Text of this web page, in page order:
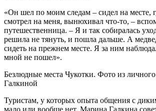
«Он шел по моим следам – сидел на месте,
смотрел на меня, вынюхивал что-то, –
путешественница. – Я и так собиралась
решила не тянуть, и пошла дальше. А
сидеть на прежнем месте. Я за ним
мной не пошел».
Безлюдные места Чукотки. Фото из
Галкиной
Туристам, у которых опыта общения с
мало или вообще нет, Марина Галкина